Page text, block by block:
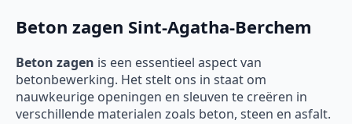
Beton zagen Sint-Agatha-Berchem
Beton zagen is een essentieel aspect van
betonbewerking. Het stelt ons in staat om
nauwkeurige openingen en sleuven te creëren in
verschillende materialen zoals beton, steen en asfalt.